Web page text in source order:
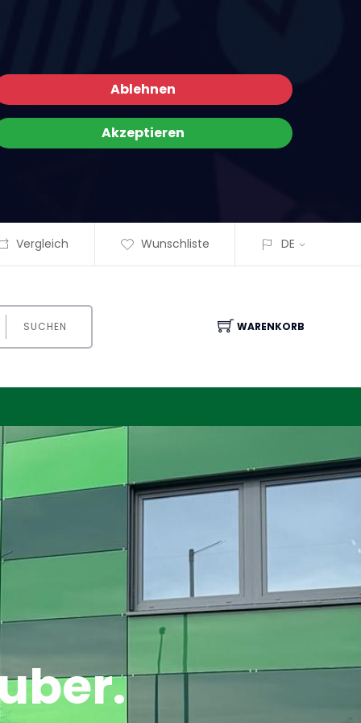
Ablehnen
Akzeptieren
Vergleich Wunschliste DE
SUCHEN WARENKORB